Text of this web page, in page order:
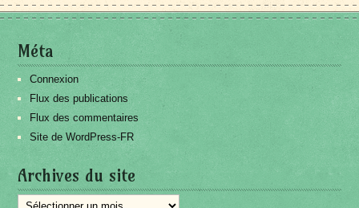
Méta
Connexion
Flux des publications
Flux des commentaires
Site de WordPress-FR
Archives du site
Archives